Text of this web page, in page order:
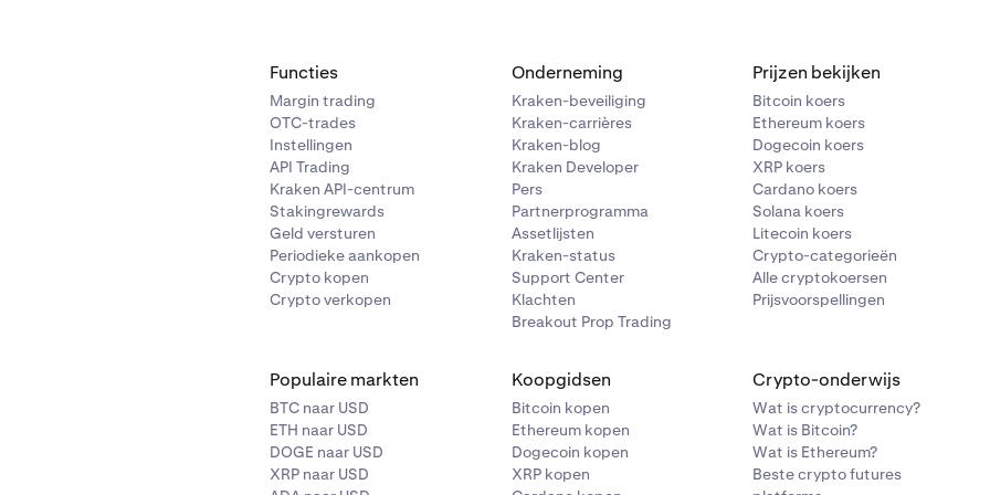
de chat bent, stuur je het volgende bericht:
in. Nadat je dit nummer hebt ingevoerd, tik je opDoorgaan.
Functies
Margin trading
OTC-trades
Instellingen
API Trading
Kraken API-centrum
Stakingrewards
Geld versturen
Periodieke aankopen
Crypto kopen
Crypto verkopen
Onderneming
Kraken-beveiliging
Kraken-carrières
Kraken-blog
Kraken Developer
Pers
Partnerprogramma
Assetlijsten
Kraken-status
Support Center
Klachten
Breakout Prop Trading
Prijzen bekijken
Bitcoin koers
Ethereum koers
Dogecoin koers
XRP koers
Cardano koers
Solana koers
Litecoin koers
Crypto-categorieën
Alle cryptokoersen
Prijsvoorspellingen
Populaire markten
BTC naar USD
ETH naar USD
DOGE naar USD
XRP naar USD
Koopgidsen
Bitcoin kopen
Ethereum kopen
Dogecoin kopen
XRP kopen
Crypto-onderwijs
Wat is cryptocurrency?
Wat is Bitcoin?
Wat is Ethereum?
Beste crypto futures